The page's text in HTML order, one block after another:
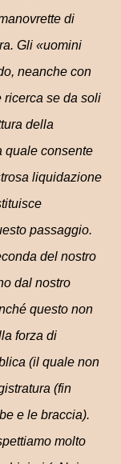
di
Gli «uomini
neanche con
ricerca se da soli
della
quale consente
liquidazione
passaggio.
del nostro
dal nostro
questo non
forza di
(il quale non
(fin
e le braccia).
molto